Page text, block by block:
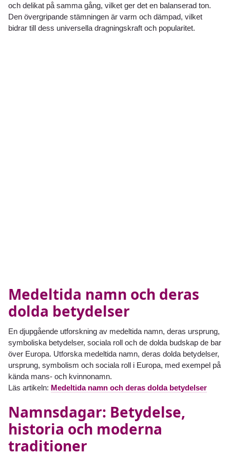
och delikat på samma gång, vilket ger det en balanserad ton.
Den övergripande stämningen är varm och dämpad, vilket
bidrar till dess universella dragningskraft och popularitet.
Medeltida namn och deras
dolda betydelser
En djupgående utforskning av medeltida namn, deras ursprung,
symboliska betydelser, sociala roll och de dolda budskap de bar
över Europa. Utforska medeltida namn, deras dolda betydelser,
ursprung, symbolism och sociala roll i Europa, med exempel på
kända mans- och kvinnonamn.
Läs artikeln: Medeltida namn och deras dolda betydelser
Namnsdagar: Betydelse,
historia och moderna
traditioner